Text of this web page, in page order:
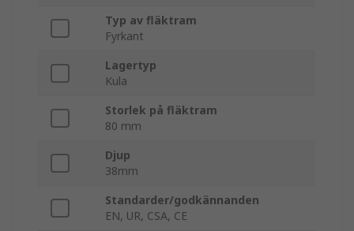
Typ av fläktram
Fyrkant
Lagertyp
Kula
Storlek på fläktram
80 mm
Djup
38mm
Standarder/godkännanden
EN, UR, CSA, CE